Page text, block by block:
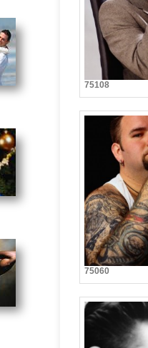
75108
75060